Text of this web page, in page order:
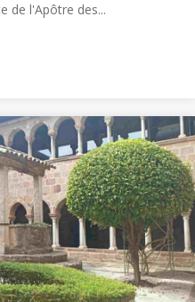
de l'Apôtre des...